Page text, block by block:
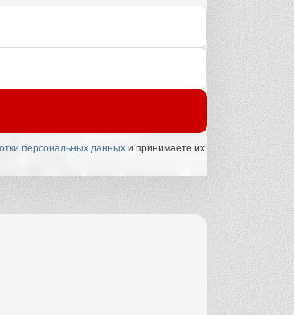
персональных данных и принимаете их.